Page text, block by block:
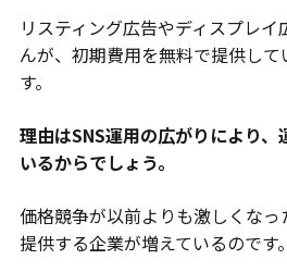
リスティング広告やディスプレ
んが、初期費用を無料で提供し
す。
理由はSNS運用の広がりにより、
いるからでしょう。
価格競争が以前よりも激しくな
提供する企業が増えているのです。